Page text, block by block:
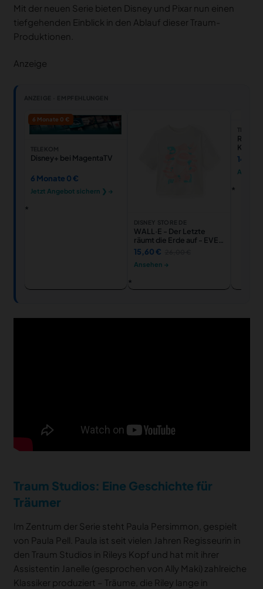
Mit der neuen Serie bieten Disney und Pixar nun einen
tiefgehenden Einblick in den Ablauf dieser Traum-
Produktionen.
Anzeige
ANZEIGE · EMPFEHLUNGEN
6 Monate 0 €
TELEKOM
Disney+ bei MagentaTV
6 Monate 0 €
Jetzt Angebot sichern ❯ →
DISNEY STORE DE
WALL·E - Der Letzte
räumt die Erde auf - EVE -
T-Shirt für Damen
15,60 €
Ansehen →
Alles
14,06
Traum Studios: Eine Geschichte für
Träumer
Im Zentrum der Serie steht Paula Persimmon, gespielt
von Paula Pell. Paula ist seit vielen Jahren Regisseurin in
den Traum Studios in Rileys Kopf und hat mit ihrer
Assistentin Janelle (gesprochen von Ally Maki) zahlreiche
Klassiker produziert – Träume, die Riley lange in